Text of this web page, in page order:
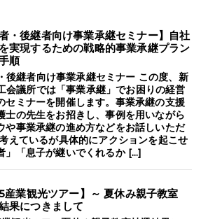
者・後継者向け事業承継セミナー】自社
実現するための戦略的事業承継プラン
順
後継者向け事業承継セミナー この度、新
会議所では「事業承継」でお困りの経営
セミナーを開催します。事業承継の支援
士の先生をお招きし、事例を用いながら
や事業承継の進め方などをお話しいただ
えているが具体的にアクションを起こせ
」「息子が継いでくれるか […]
産業観光ツアー】～ 夏休み親子教室
果につきまして